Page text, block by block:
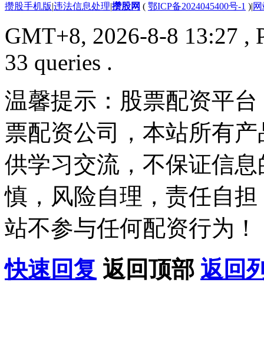
攒股手机版|违法信息处理|攒股网 ( 鄂ICP备2024045400号-1 )|
GMT+8, 2026-8-8 13:27 ,
33 queries .
温馨提示：股票配资平
票配资公司，本站所有
供学习交流，不保证信
慎，风险自理，责任自
站不参与任何配资行为！
快速回复 返回顶部 返回